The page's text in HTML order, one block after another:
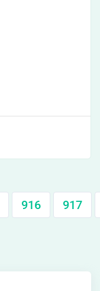
916 917